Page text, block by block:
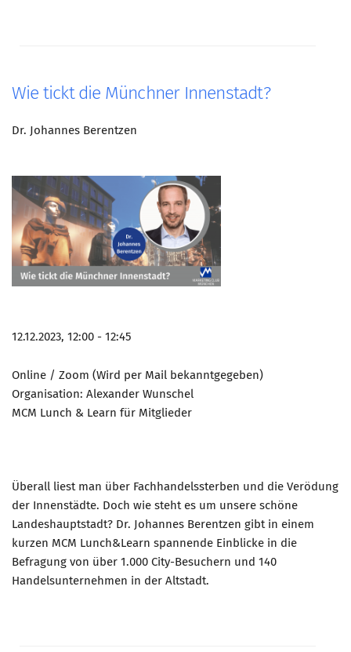
Wie tickt die Münchner Innenstadt?
Dr. Johannes Berentzen
12.12.2023, 12:00 - 12:45
Online / Zoom (Wird per Mail bekanntgegeben)
Organisation: Alexander Wunschel
MCM Lunch & Learn für Mitglieder
Überall liest man über Fachhandelssterben und die Verödung
der Innenstädte. Doch wie steht es um unsere schöne
Landeshauptstadt? Dr. Johannes Berentzen gibt in einem
kurzen MCM Lunch&Learn spannende Einblicke in die
Befragung von über 1.000 City-Besuchern und 140
Handelsunternehmen in der Altstadt.